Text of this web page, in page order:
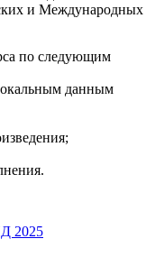
и Международных
по следующим
данным
2025